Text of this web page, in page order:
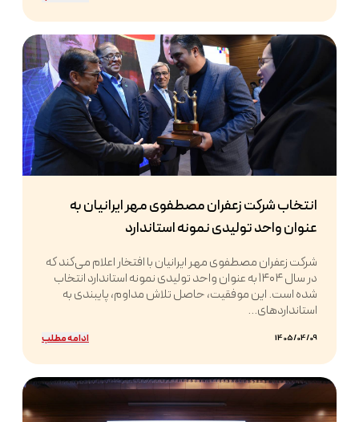
انتخاب شرکت زعفران مصطفوی مهر ایرانیان به
عنوان واحد تولیدی نمونه استاندارد
شرکت زعفران مصطفوی مهر ایرانیان با افتخار اعلام می‌کند که
در سال ۱۴۰۴ به عنوان واحد تولیدی نمونه استاندارد انتخاب
شده است. این موفقیت، حاصل تلاش مداوم، پایبندی به
استانداردهای...
1405/04/09 ادامه مطلب